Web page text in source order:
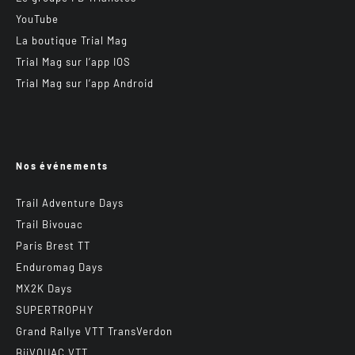
YouTube
La boutique Trial Mag
Trial Mag sur l’app IOS
Trial Mag sur l’app Android
Nos événements
Trail Adventure Days
Trail Bivouac
Paris Brest TT
Enduromag Days
MX2K Days
SUPERTROPHY
Grand Rallye VTT TransVerdon